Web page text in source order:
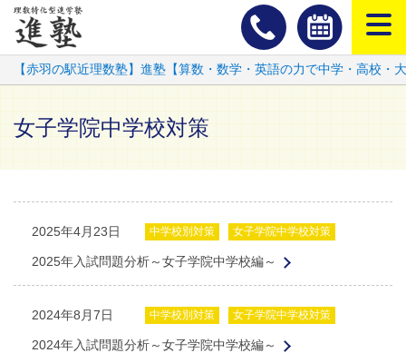
スマート
【赤羽の駅近理数塾】進塾【算数・数学・英語の力で中学・高校・
女子学院中学校対策
2025年4月23日 中学校別対策 女子学院中学校対策
2025年入試問題分析～女子学院中学校編～
2024年8月7日 中学校別対策 女子学院中学校対策
2024年入試問題分析～女子学院中学校編～